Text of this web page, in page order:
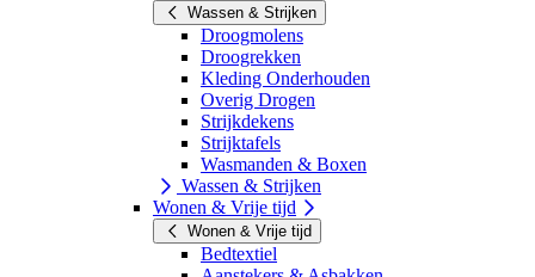
Wassen & Strijken
Droogmolens
Droogrekken
Kleding Onderhouden
Overig Drogen
Strijkdekens
Strijktafels
Wasmanden & Boxen
Wassen & Strijken
Wonen & Vrije tijd
Wonen & Vrije tijd
Bedtextiel